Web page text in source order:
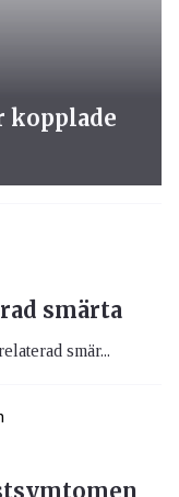
smärta
smär...
kopplade